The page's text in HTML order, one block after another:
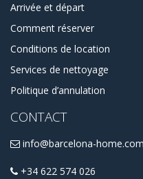
Arrivée et départ
Comment réserver
Conditions de location
Services de nettoyage
Politique d’annulation
CONTACT
info@barcelona-home.com
+34 622 574 026